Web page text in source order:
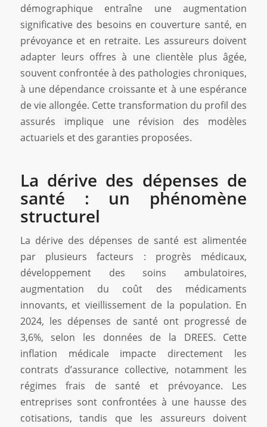
démographique entraîne une augmentation
significative des besoins en couverture santé, en
prévoyance et en retraite. Les assureurs doivent
adapter leurs offres à une clientèle plus âgée,
souvent confrontée à des pathologies chroniques,
à une dépendance croissante et à une espérance
de vie allongée. Cette transformation du profil des
assurés implique une révision des modèles
actuariels et des garanties proposées.
La dérive des dépenses de
santé : un phénomène
structurel
La dérive des dépenses de santé est alimentée
par plusieurs facteurs : progrès médicaux,
développement des soins ambulatoires,
augmentation du coût des médicaments
innovants, et vieillissement de la population. En
2024, les dépenses de santé ont progressé de
3,6%, selon les données de la DREES. Cette
inflation médicale impacte directement les
contrats d’assurance collective, notamment les
régimes frais de santé et prévoyance. Les
entreprises sont confrontées à une hausse des
cotisations, tandis que les assureurs doivent